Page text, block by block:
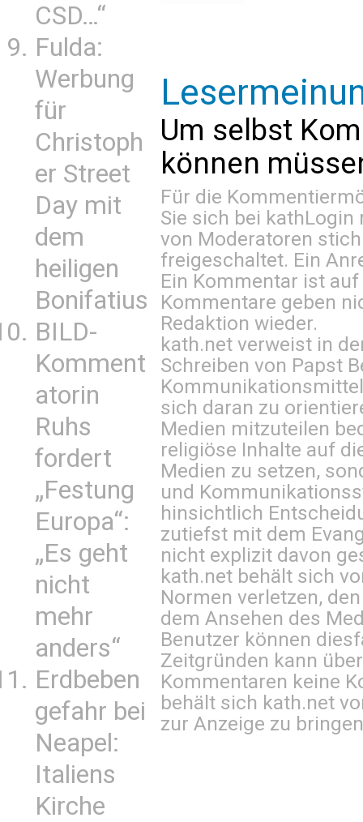
CSD…“
Fulda:
Werbung
für
Christoph
er Street
Day mit
dem
heiligen
Bonifatius
BILD-
Komment
atorin
Ruhs
fordert
„Festung
Europa“:
„Es geht
nicht
mehr
anders“
Erdbeben
gefahr bei
Neapel:
Italiens
Kirche
Um selbst
können
Für die
Sie sich bei kathLogin
von Moderatoren
freigeschaltet. Ein
Ein Kommentar ist
Kommentare geben
Redaktion wieder.
kath.net verweist in
Schreiben von Papst
sich daran zu
Medien mitzuteilen
religiöse Inhalte auf
Medien zu setzen,
und
hinsichtlich
zutiefst mit dem
nicht explizit davon
kath.net behält sich
Normen verletzen,
dem Ansehen des
Benutzer können
Zeitgründen kann
Kommentaren keine
behält sich kath.net
zur Anzeige zu